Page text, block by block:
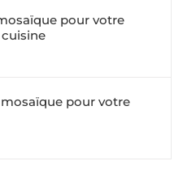
pour votre
pour votre